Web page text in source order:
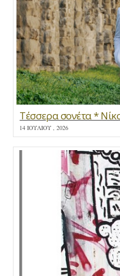
Τέσσερα σονέτα *
14 ΙΟΥΛΊΟΥ , 2026